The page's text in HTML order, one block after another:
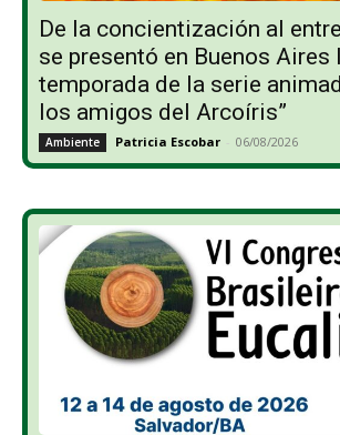
De la concientización al
se presentó en Buenos Aires
temporada de la serie
los amigos del Arcoíris”
Ambiente Patricia Escobar - 06/08/2026